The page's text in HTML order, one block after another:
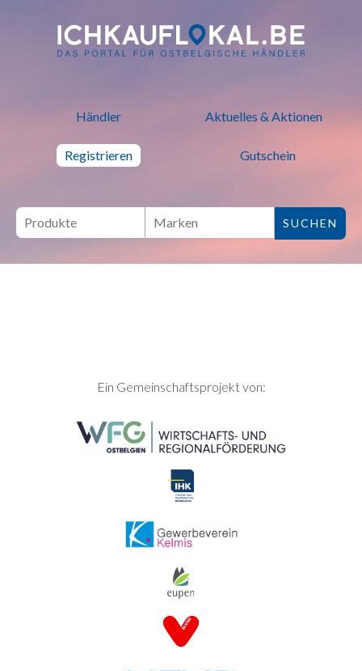
ich kauf lokal - Bei lokalen
Händler Aktuelles & Aktionen
Registrieren Gutschein
SEITENFUSSEin Gemeinschaftsprojekt von: